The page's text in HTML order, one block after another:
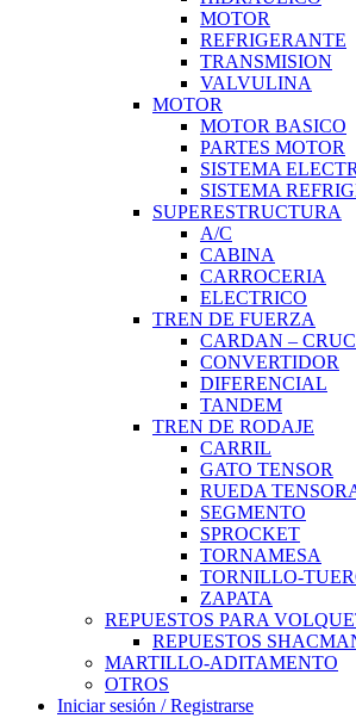
MOTOR
REFRIGERANTE
TRANSMISION
VALVULINA
MOTOR
MOTOR BASICO
PARTES MOTOR
SISTEMA
SISTEMA
SUPERESTRUCTURA
A/C
CABINA
CARROCERIA
ELECTRICO
TREN DE FUERZA
CARDAN –
CONVERTIDOR
DIFERENCIAL
TANDEM
TREN DE RODAJE
CARRIL
GATO TENSOR
RUEDA
SEGMENTO
SPROCKET
TORNAMESA
TORNILLO-
ZAPATA
REPUESTOS PARA
REPUESTOS
MARTILLO-ADITAMENTO
OTROS
Iniciar sesión / Registrarse